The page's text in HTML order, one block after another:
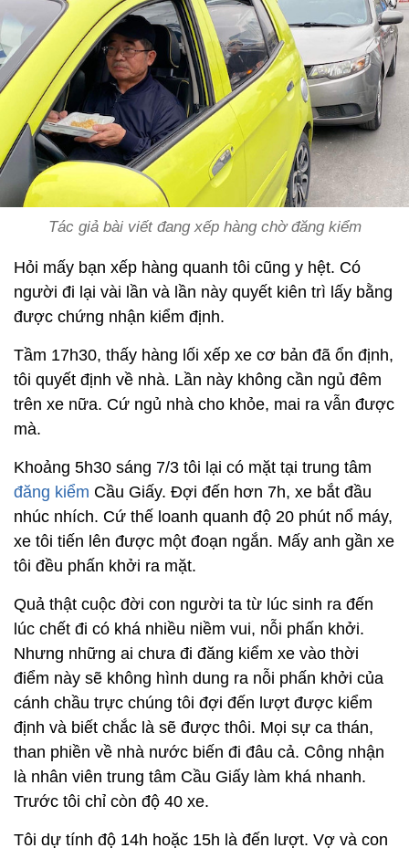
Tác giả bài viết đang xếp hàng chờ đăng kiểm
Hỏi mấy bạn xếp hàng quanh tôi cũng y hệt. Có
người đi lại vài lần và lần này quyết kiên trì lấy bằng
được chứng nhận kiểm định.
Tầm 17h30, thấy hàng lối xếp xe cơ bản đã ổn định,
tôi quyết định về nhà. Lần này không cần ngủ đêm
trên xe nữa. Cứ ngủ nhà cho khỏe, mai ra vẫn được
mà.
Khoảng 5h30 sáng 7/3 tôi lại có mặt tại trung tâm
đăng kiểm Cầu Giấy. Đợi đến hơn 7h, xe bắt đầu
nhúc nhích. Cứ thế loanh quanh độ 20 phút nổ máy,
xe tôi tiến lên được một đoạn ngắn. Mấy anh gần xe
tôi đều phấn khởi ra mặt.
Quả thật cuộc đời con người ta từ lúc sinh ra đến
lúc chết đi có khá nhiều niềm vui, nỗi phấn khởi.
Nhưng những ai chưa đi đăng kiểm xe vào thời
điểm này sẽ không hình dung ra nỗi phấn khởi của
cánh chầu trực chúng tôi đợi đến lượt được kiểm
định và biết chắc là sẽ được thôi. Mọi sự ca thán,
than phiền về nhà nước biến đi đâu cả. Công nhận
là nhân viên trung tâm Cầu Giấy làm khá nhanh.
Trước tôi chỉ còn độ 40 xe.
Tôi dự tính độ 14h hoặc 15h là đến lượt. Vợ và con